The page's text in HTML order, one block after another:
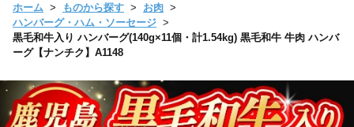
ホーム ものから探す
お肉
ハンバーグ・ハム・ソーセージ
黒毛和牛入り ハンバーグ(140g×11個・計1.54kg) 黒毛和牛 牛肉 ハンバ
ーグ【ナンチク】A1148